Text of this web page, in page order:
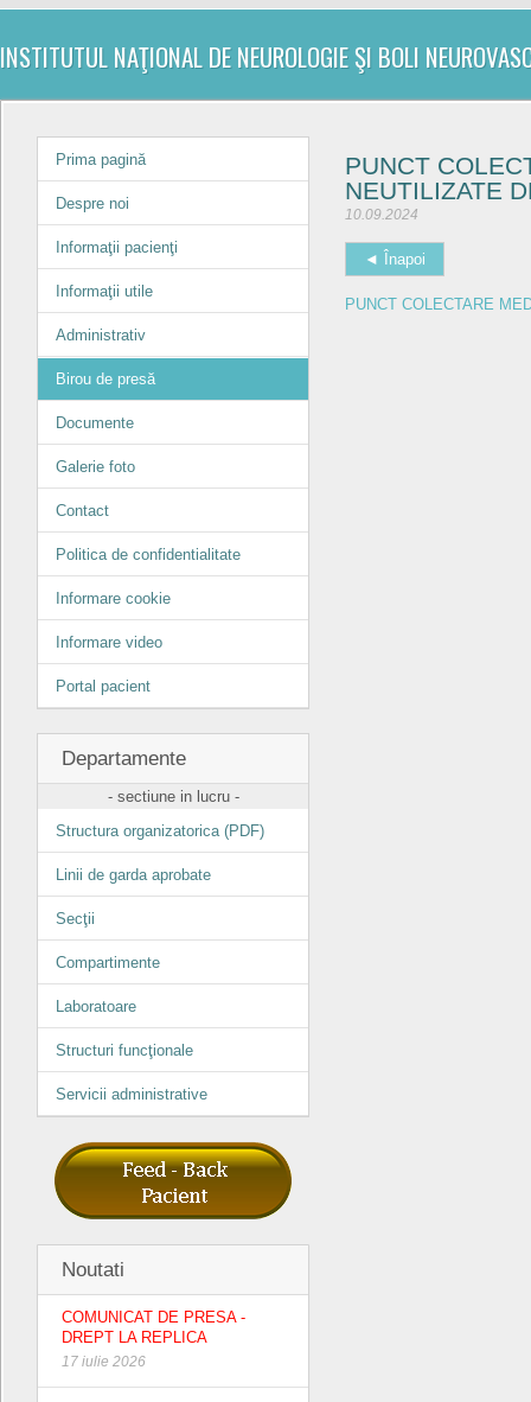
INSTITUTUL NAŢIONAL DE NEUROLOGIE ŞI BOLI
Prima pagină
Despre noi
Informaţii pacienţi
Informaţii utile
Administrativ
Birou de presă
Documente
Galerie foto
Contact
Politica de confidentialitate
Informare cookie
Informare video
Portal pacient
Departamente
- sectiune in lucru -
Structura organizatorica (PDF)
Linii de garda aprobate
Secţii
Compartimente
Laboratoare
Structuri funcţionale
Servicii administrative
Noutati
COMUNICAT DE PRESA -
DREPT LA REPLICA
17 iulie 2026
PUNCT
NEUTILIZATE
10.09.2024
◄ Înapoi
PUNCT COLECTARE